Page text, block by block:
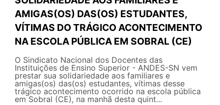
AMIGAS(OS) DAS(OS) ESTUDANTES,
VÍTIMAS DO TRÁGICO ACONTECIMENTO
NA ESCOLA PÚBLICA EM SOBRAL (CE)
O Sindicato Nacional dos Docentes das
Instituições de Ensino Superior - ANDES-SN vem
prestar sua solidariedade aos familiares e
amigas(os) das(os) estudantes, vítimas desse
trágico acontecimento ocorrido na escola pública
em Sobral (CE), na manhã desta quint...